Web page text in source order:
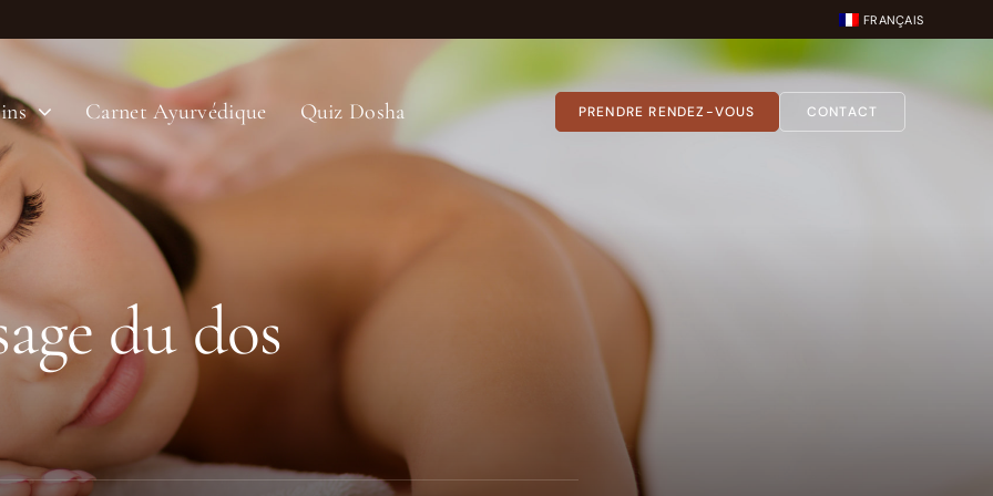
FRANÇAIS
Carnet Ayurvédique Quiz Dosha PRENDRE RENDEZ-VOUS CONTACT
du dos